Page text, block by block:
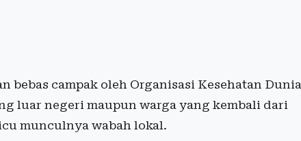
bebas campak oleh Organisasi Kesehatan Dunia
luar negeri maupun warga yang kembali dari
munculnya wabah lokal.